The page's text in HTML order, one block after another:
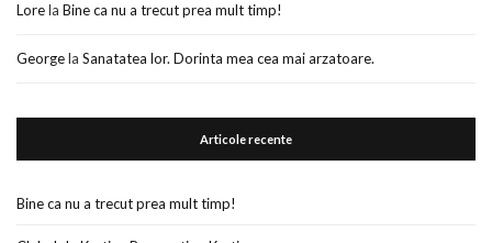
Lorela Bine ca nu a trecut prea mult timp!
Georgela Sanatatea lor. Dorinta mea cea mai arzatoare.
Articole recente
Bine ca nu a trecut prea mult timp!